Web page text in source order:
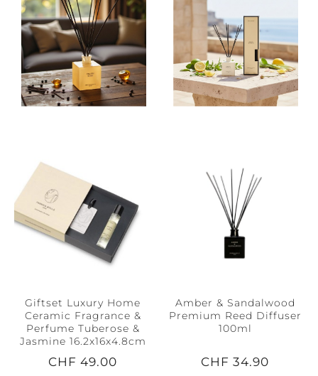
Giftset Luxury Home
Ceramic Fragrance &
Perfume Tuberose &
Jasmine 16.2x16x4.8cm
CHF 49.00
Amber & Sandalwood
Premium Reed Diffuser
100ml
CHF 34.90